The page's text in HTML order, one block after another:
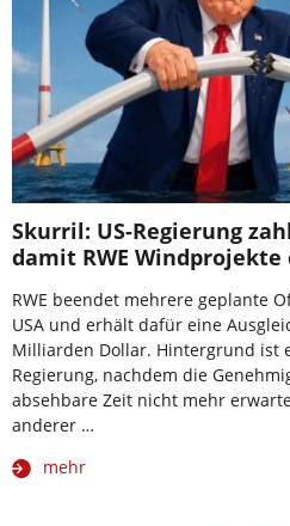
Skurril: US-Regierung
damit RWE
RWE beendet mehrere geplante
USA und erhält dafür eine
Milliarden Dollar. Hintergrund ist
Regierung, nachdem die
absehbare Zeit nicht mehr
anderer …
mehr